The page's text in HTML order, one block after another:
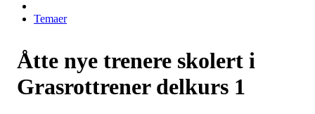
Temaer
Åtte nye trenere skolert i
Grasrottrener delkurs 1